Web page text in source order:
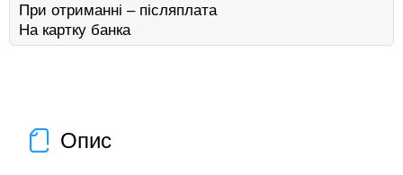
При отриманні – післяплата
На картку банка
Опис